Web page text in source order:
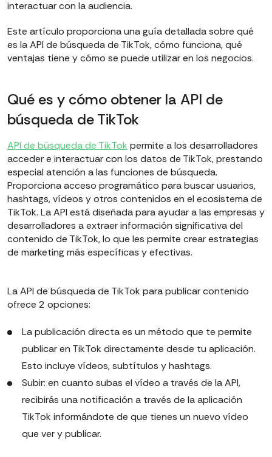
interactuar con la audiencia.
Este artículo proporciona una guía detallada sobre qué
es la API de búsqueda de TikTok, cómo funciona, qué
ventajas tiene y cómo se puede utilizar en los negocios.
Qué es y cómo obtener la API de
búsqueda de TikTok
API de búsqueda de TikTok permite a los desarrolladores
acceder e interactuar con los datos de TikTok, prestando
especial atención a las funciones de búsqueda.
Proporciona acceso programático para buscar usuarios,
hashtags, vídeos y otros contenidos en el ecosistema de
TikTok. La API está diseñada para ayudar a las empresas y
desarrolladores a extraer información significativa del
contenido de TikTok, lo que les permite crear estrategias
de marketing más específicas y efectivas.
La API de búsqueda de TikTok para publicar contenido
ofrece 2 opciones:
La publicación directa es un método que te permite
publicar en TikTok directamente desde tu aplicación.
Esto incluye vídeos, subtítulos y hashtags.
Subir: en cuanto subas el vídeo a través de la API,
recibirás una notificación a través de la aplicación
TikTok informándote de que tienes un nuevo vídeo
que ver y publicar.